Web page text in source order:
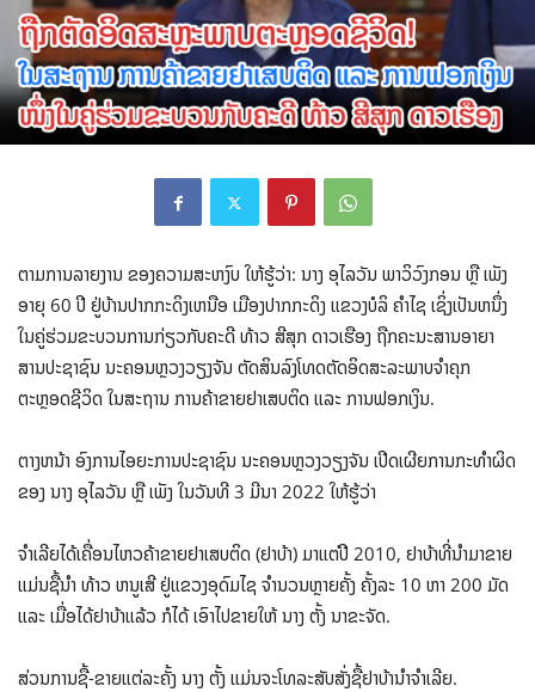
ຕາມການລາຍງານ ຂອງຄວາມສະຫງົບ ໃຫ້ຮູ້ວ່າ: ນາງ ອຸໄລວັນ ພາວິວົງກອນ ຫຼື ເພັງ
ອາຍຸ 60 ປີ ຢູ່ບ້ານປາກກະດິງເຫນືອ ເມືອງປາກກະດິງ ແຂວງບໍລິ ຄໍາໄຊ ເຊິ່ງເປັນຫນຶ່ງ
ໃນຄູ່ຮ່ວມຂະບວນການກ່ຽວກັບຄະດີ ທ້າວ ສີສຸກ ດາວເຮືອງ ຖືກຄະນະສານອາຍາ
ສານປະຊາຊົນ ນະຄອນຫຼວງວຽງຈັນ ຕັດສິນລົງໂທດຕັດອິດສະລະພາບຈໍາຄຸກ
ຕະຫຼອດຊີວິດ ໃນສະຖານ ການຄ້າຂາຍຢາເສບຕິດ ແລະ ການຟອກເງິນ.
ຕາງຫນ້າ ອົງການໄອຍະການປະຊາຊົນ ນະຄອນຫຼວງວຽງຈັນ ເປີດເຜີຍການກະທໍາຜິດ
ຂອງ ນາງ ອຸໄລວັນ ຫຼື ເພັງ ໃນວັນທີ 3 ມີນາ 2022 ໃຫ້ຮູ້ວ່າ
ຈໍາເລີຍໄດ້ເຄື່ອນໄຫວຄ້າຂາຍຢາເສບຕິດ (ຢາບ້າ) ມາແຕ່ປີ 2010, ຢາບ້າທີ່ນໍາມາຂາຍ
ແມ່ນຊື້ນໍາ ທ້າວ ຫນູເສີ ຢູ່ແຂວງອຸດົມໄຊ ຈໍານວນຫຼາຍຄັ້ງ ຄັ້ງລະ 10 ຫາ 200 ມັດ
ແລະ ເມື່ອໄດ້ຢາບ້າແລ້ວ ກໍໄດ້ ເອົາໄປຂາຍໃຫ້ ນາງ ຕັ້ງ ນາຂະຈັດ.
ສ່ວນການຊື້-ຂາຍແຕ່ລະຄັ້ງ ນາງ ຕັ້ງ ແມ່ນຈະໂທລະສັບສັ່ງຊື້ຢາບ້ານໍາຈໍາເລີຍ.